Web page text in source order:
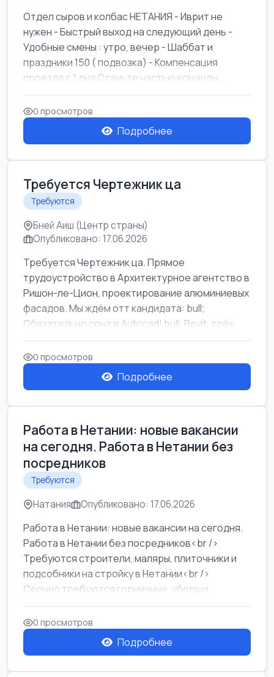
Отдел сыров и колбас НЕТАНИЯ - Иврит не
нужен - Быстрый выход на следующий день -
Удобные смены : утро, вечер - Шаббат и
праздники 150 ( подвозка) - Компенсация
проезда с 1 дня Станьте частью команды ...
0 просмотров
Подробнее
Требуется Чертежник ца
Требуются
Бней Аиш (Центр страны)
Опубликовано: 17.06.2026
Требуется Чертежник ца. Прямое
трудоустройство в Архитектурное агентство в
Ришон-ле-Цион, проектирование алюминиевых
фасадов. Мы ждём отт кандидата: bull;
Обязательно опыт в Autocad! bull; Revit, трёх...
0 просмотров
Подробнее
Работа в Нетании: новые вакансии
на сегодня. Работа в Нетании без
посредников
Требуются
Натания Опубликовано: 17.06.2026
Работа в Нетании: новые вакансии на сегодня.
Работа в Нетании без посредников<br />
Требуются строители, маляры, плиточники и
подсобники на стройку в Нетании<br />
Срочно требуются горничные, уборщи...
0 просмотров
Подробнее